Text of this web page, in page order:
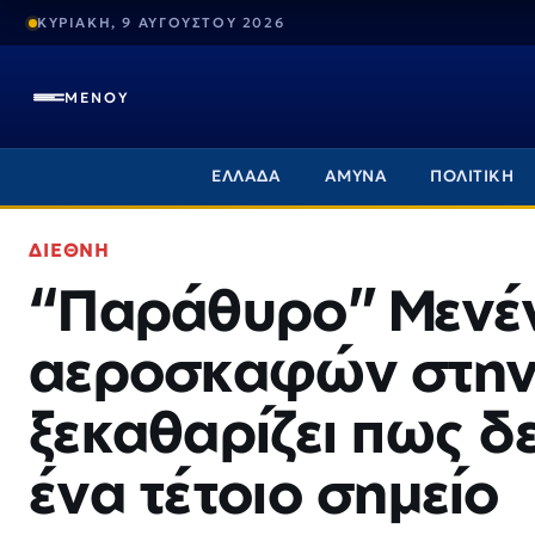
ΚΥΡΙΑΚΗ, 9 ΑΥΓΟΥΣΤΟΥ 2026
ΜΕΝΟΥ
ΕΛΛΑΔΑ ΑΜΥΝΑ ΠΟΛΙΤΙΚΗ
ΔΙΕΘΝΗ
“Παράθυρο”
αεροσκαφών στην
ξεκαθαρίζει πως
ένα τέτοιο σημείο